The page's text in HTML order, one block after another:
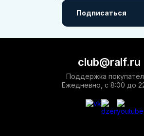
Подписаться
club@ralf.ru
Поддержка
Ежедневно, с 8:00 до